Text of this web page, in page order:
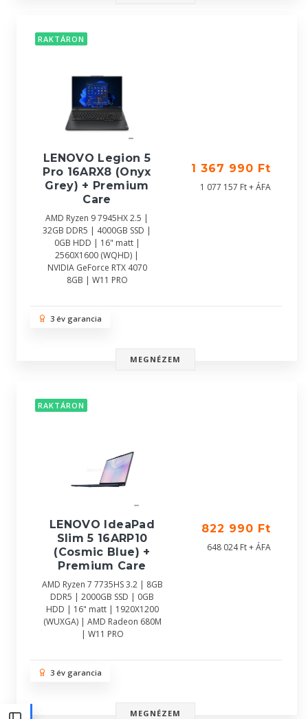
RAKTÁRON
LENOVO Legion 5
Pro 16ARX8 (Onyx
Grey) + Premium
Care
AMD Ryzen 9 7945HX 2.5 |
32GB DDR5 | 4000GB SSD |
0GB HDD | 16" matt |
2560X1600 (WQHD) |
NVIDIA GeForce RTX 4070
8GB | W11 PRO
1 367 990 Ft
1 077 157 Ft + ÁFA
3 év garancia
MEGNÉZEM
RAKTÁRON
LENOVO IdeaPad
Slim 5 16ARP10
(Cosmic Blue) +
Premium Care
AMD Ryzen 7 7735HS 3.2 | 8GB
DDR5 | 2000GB SSD | 0GB
HDD | 16" matt | 1920X1200
(WUXGA) | AMD Radeon 680M
| W11 PRO
822 990 Ft
648 024 Ft + ÁFA
3 év garancia
MEGNÉZEM